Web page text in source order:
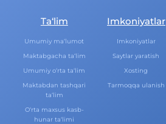
Ta‘lim
Umumiy ma‘lumot
Maktabgacha ta‘lim
Umumiy o‘rta ta‘lim
Maktabdan tashqari
ta‘lim
O‘rta maxsus kasb-
hunar ta‘limi
Imkoniyatlar
Imkoniyatlar
Saytlar yaratish
Xosting
Tarmoqqa ulanish